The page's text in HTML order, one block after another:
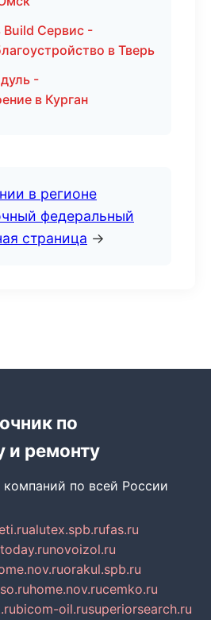
Сервис -
в Тверь
-
в Курган
в регионе
федеральный
страница →
по
и ремонту
компаний по всей России
alutex.spb.rufas.ru
novoizol.ru
orakul.spb.ru
home.nov.rucemko.ru
bicom-oil.rusuperiorsearch.ru